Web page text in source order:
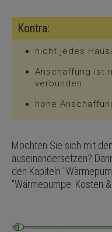
Kontra:
nicht jedes
Anschaffung ist
verbunden
hohe
Möchten Sie sich mit
auseinandersetzen?
den Kapiteln
"Wärmepumpe: Kosten